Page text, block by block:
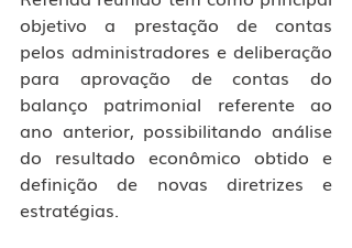
objetivo a prestação de contas
pelos administradores e deliberação
para aprovação de contas do
balanço patrimonial referente ao
ano anterior, possibilitando análise
do resultado econômico obtido e
definição de novas diretrizes e
estratégias.